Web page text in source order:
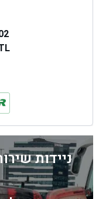
ניידות